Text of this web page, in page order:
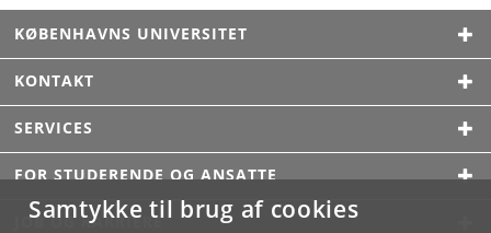
Samtykke til brug af cookies
KØBENHAVNS UNIVERSITET
KONTAKT
SERVICES
FOR STUDERENDE OG ANSATTE
JOB OG KARRIERE